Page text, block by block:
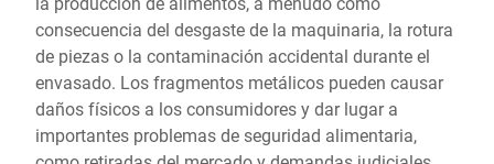
consecuencia del desgaste de la maquinaria, la rotura
de piezas o la contaminación accidental durante el
envasado. Los fragmentos metálicos pueden causar
daños físicos a los consumidores y dar lugar a
importantes problemas de seguridad alimentaria,